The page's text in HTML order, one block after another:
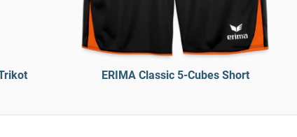
ERIMA Classic 5-Cubes Short